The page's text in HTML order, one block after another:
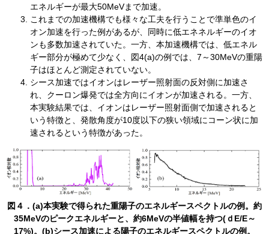
エネルギーが最大50MeVまで加速。
これまでの加速機構でも様々な工夫を行うことで準単色のイ
オン加速を行った例があるが、同時に低エネネルギーのイオ
ンも多数加速されていた。一方、本加速機構では、低エネル
ギー部分が極めて少なく、図4(a)の例では、7～30MeVの重陽
子はほとんど測定されていない。
シース加速ではイオンはレーザー照射面の反対側に加速さ
れ、クーロン爆発では全方向にイオンが加速される。一方、
本実験結果では、イオンはレーザー照射面側で加速されると
いう特徴と、発散角度が10度以下の狭い領域にコーン状に加
速されるという特徴があった。
図４．(a)本実験で得られた重陽子のエネルギースペクトルの例。約
35MeVのピークエネルギーと、約6MeVの半値幅を持つ(ｄE/E～
17%)。(b)シース加速による陽子のエネルギースペクトルの例。